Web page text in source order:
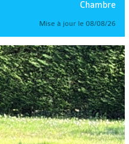
Chambre
Mise à jour le 08/08/26